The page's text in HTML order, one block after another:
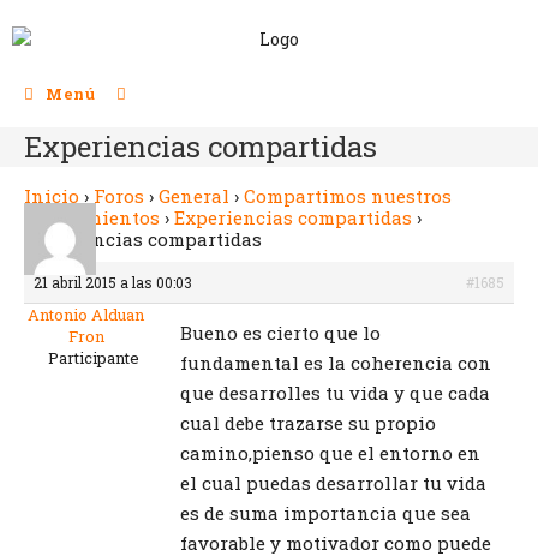
Menú
Experiencias compartidas
Inicio › Foros › General › Compartimos nuestros
conocimientos › Experiencias compartidas ›
Experiencias compartidas
21 abril 2015 a las 00:03 #1685
Antonio Alduan
Fron
Participante
Bueno es cierto que lo
fundamental es la coherencia con
que desarrolles tu vida y que cada
cual debe trazarse su propio
camino,pienso que el entorno en
el cual puedas desarrollar tu vida
es de suma importancia que sea
favorable y motivador como puede